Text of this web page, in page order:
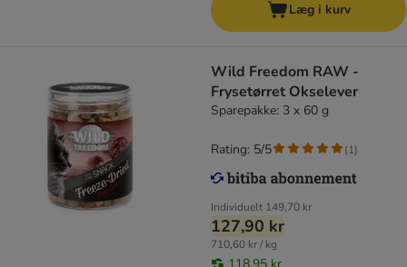
Læg i kurv
Wild Freedom RAW -
Frysetørret Okselever
Sparepakke: 3 x 60 g
Individuelt 149,70 kr
127,90 kr
710,60 kr / kg
Rating: 5/5 (1)